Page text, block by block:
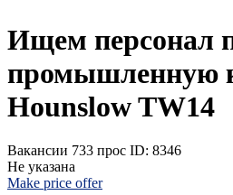
Ищем персонал
промышленную
Hounslow TW14
Вакансии 733 прос ID: 8346
Не указана
Make price offer